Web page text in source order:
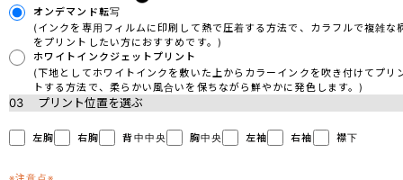
オンデマンド転写
(インクを専用フィルムに印刷して熱で圧着する方法で、カラフルで複雑な
をプリントしたい方におすすめです。)
ホワイトインクジェットプリント
(下地としてホワイトインクを敷いた上からカラーインクを吹き付けてプリ
トする方法で、柔らかい風合いを保ちながら鮮やかに発色します。)
03 プリント位置を選ぶ
左胸 右胸 背中中央 胸中央 左袖 右袖 襟下